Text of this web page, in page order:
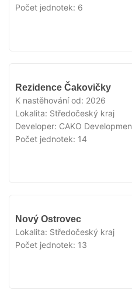
Počet jednotek: 6
Rezidence Čakovičky
K nastěhování od: 2026
Lokalita: Středočeský kraj
Developer: CAKO
Počet jednotek: 14
Nový Ostrovec
Lokalita: Středočeský kraj
Počet jednotek: 13